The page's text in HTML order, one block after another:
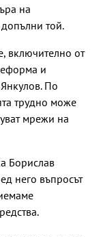
на
той.
включително от
и
По
трудно може
мрежи на
Борислав
него въпросът